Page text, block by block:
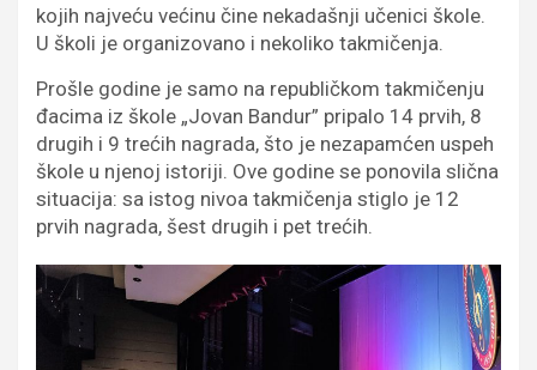
kojih najveću većinu čine nekadašnji učenici škole.
U školi je organizovano i nekoliko takmičenja.
Prošle godine je samo na republičkom takmičenju
đacima iz škole „Jovan Bandur” pripalo 14 prvih, 8
drugih i 9 trećih nagrada, što je nezapamćen uspeh
škole u njenoj istoriji. Ove godine se ponovila slična
situacija: sa istog nivoa takmičenja stiglo je 12
prvih nagrada, šest drugih i pet trećih.